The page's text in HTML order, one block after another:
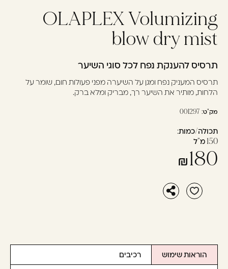
עוד לא נרשמתם? יאללה,
תצטרפו!
להרשמה
OLAPLEX Volumizing
blow dry mist
תרסיס להענקת נפח לכל סוגי השיער
תרסיס המעניק נפח ומגן על השיערה מפני פעולות חום, שומר על
הלחות, מותיר את השיער רך, מבריק ומלא ברק.
מק"ט: 001297
תכולה/כמות:
150 מ"ל
180
הוראות שימוש רכיבים